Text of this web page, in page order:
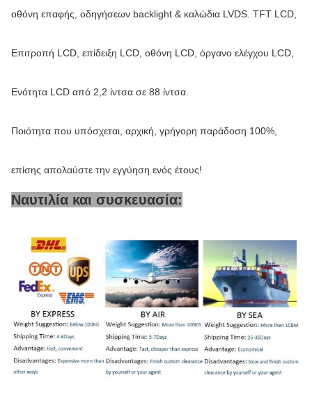
οθόνη επαφής, οδηγήσεων backlight & καλώδια LVDS. TFT LCD,
Επιτροπή LCD, επίδειξη LCD, οθόνη LCD, όργανο ελέγχου LCD,
Ενότητα LCD από 2,2 ίντσα σε 88 ίντσα.
Ποιότητα που υπόσχεται, αρχική, γρήγορη παράδοση 100%,
επίσης απολαύστε την εγγύηση ενός έτους!
Ναυτιλία και συσκευασία: